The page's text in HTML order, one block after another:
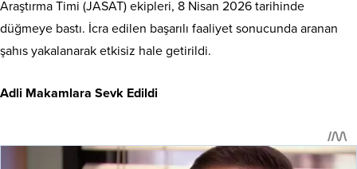
Araştırma Timi (JASAT) ekipleri, 8 Nisan 2026 tarihinde
düğmeye bastı. İcra edilen başarılı faaliyet sonucunda aranan
şahıs yakalanarak etkisiz hale getirildi.
Adli Makamlara Sevk Edildi